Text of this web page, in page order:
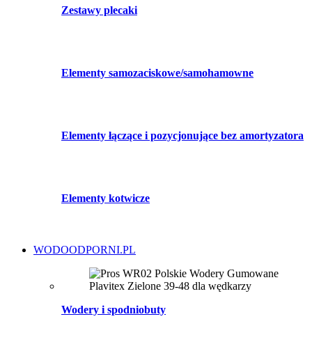
Zestawy plecaki
Elementy samozaciskowe/samohamowne
Elementy łączące i pozycjonujące bez amortyzatora
Elementy kotwicze
WODOODPORNI.PL
Wodery i spodniobuty